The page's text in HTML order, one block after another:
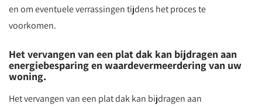
en om eventuele verrassingen tijdens het proces te
voorkomen.
Het vervangen van een plat dak kan bijdragen aan
energiebesparing en waardevermeerdering van uw
woning.
Het vervangen van een plat dak kan bijdragen aan